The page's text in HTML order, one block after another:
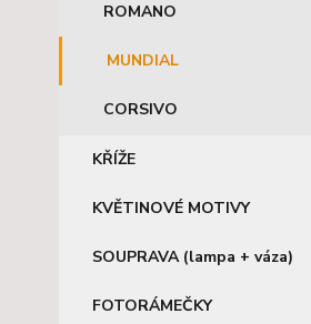
ROMANO
MUNDIAL
CORSIVO
KŘÍŽE
KVĚTINOVÉ MOTIVY
SOUPRAVA (lampa + váza)
FOTORÁMEČKY